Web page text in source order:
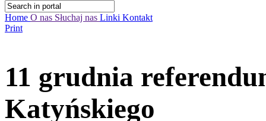
Home O nas Słuchaj nas Linki Kontakt
Print
11 grudnia
Katyńskiego